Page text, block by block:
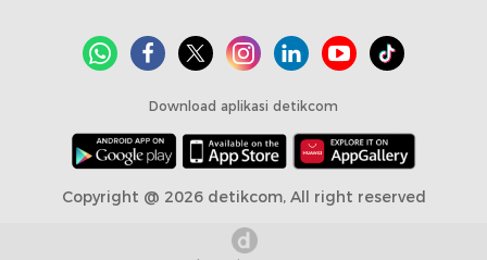
Download aplikasi detikcom
Copyright @ 2026 detikcom, All right reserved